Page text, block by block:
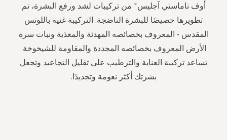
أوف ناماستي آجليس" من تركيبات لشد ورفع البشرة، تم
تطويرها خصيصًا للبشرة الناضجة. التركيبة غنية باللوتس
المقدس - المعروف بخصائصه المهدئة والمغذية ونبات سرة
الأرض المعروف بخصائصه المجددة والمقاومة للشيخوخة.
تساعد تركيبة العناية والترطيب على تقليل التجاعيد وتجعل
بشرتك أكثر نعومة وتجديدًا.